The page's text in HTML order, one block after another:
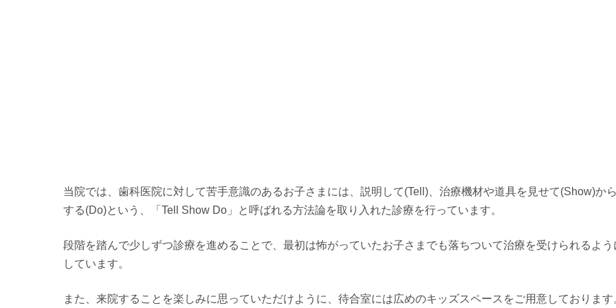
当院では、歯科医院に対して苦手意識のあるお子さまには、説明して(Tell)、治療機材や道具を見せて(Show)か
する(Do)という、「Tell Show Do」と呼ばれる方法論を取り入れた診療を行っています。
段階を踏んで少しずつ診療を進めることで、最初は怖がっていたお子さまでも落ちついて治療を受けられるよう
しています。
また、来院することを楽しみに思っていただけように、待合室には広めのキッズスペースをご用意しております